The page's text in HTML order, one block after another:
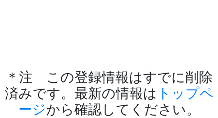
＊注 この登録情報はすでに削除
済みです。最新の情報は トップペ
ージから確認してください。